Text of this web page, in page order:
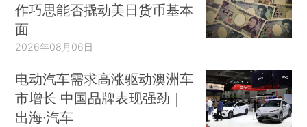
作巧思能否撬动美日货币基本
面
2026年08月06日
电动汽车需求高涨驱动澳洲车
市增长 中国品牌表现强劲｜
出海·汽车